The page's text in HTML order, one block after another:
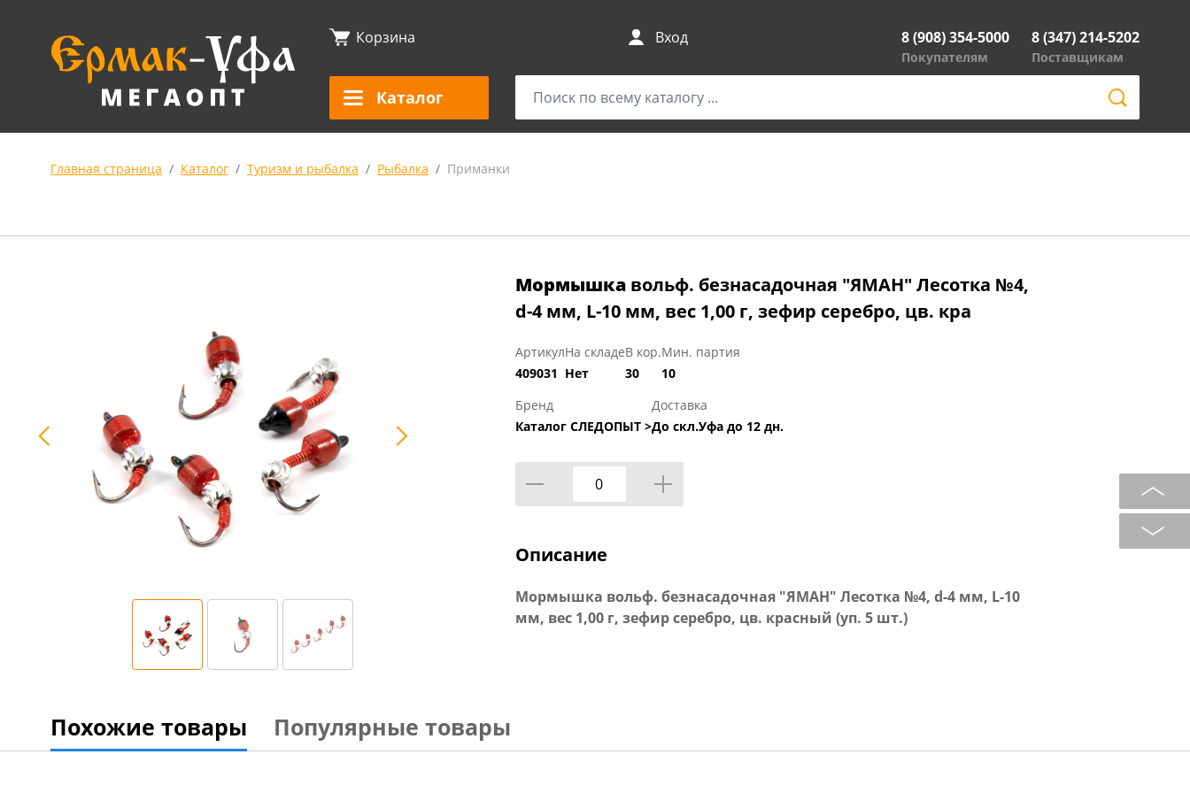
Корзина Вход 8 (908) 354-5000
Покупателям
8 (347) 214-5202
Поставщикам
Каталог
Главная страница Каталог Туризм и рыбалка Рыбалка Приманки
Мормышка вольф. безнасадочная "ЯМАН" Лесотка №4,
d-4 мм, L-10 мм, вес 1,00 г, зефир серебро, цв. кра
Артикул
409031
На складе
Нет
В кор.
30
Мин. партия
10
Бренд
Каталог СЛЕДОПЫТ >
Доставка
До скл.Уфа до 12 дн.
Описание
Мормышка вольф. безнасадочная "ЯМАН" Лесотка №4, d-4 мм, L-10
мм, вес 1,00 г, зефир серебро, цв. красный (уп. 5 шт.)
Похожие товары Популярные товары